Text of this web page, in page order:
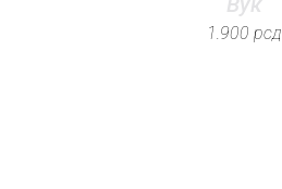
1.900 рсд